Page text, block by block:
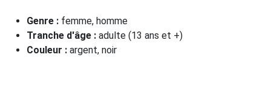
Genre : femme, homme
Tranche d'âge : adulte (13 ans et +)
Couleur : argent, noir